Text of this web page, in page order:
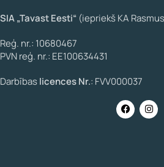
SIA „Tavast Eesti“ (iepriekš KA
Reģ. nr.: 10680467
PVN reģ. nr.: EE100634431
Darbībaslicences Nr.: FVV000037